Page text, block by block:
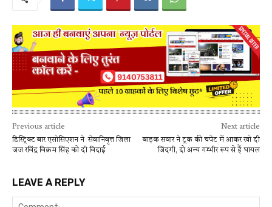
Previous article
डिस्ट्रिक्ट बार एसोसिएशन ने सेवानिवृत्त जिला
जज रविंद्र विक्रम सिंह को दी विदाई
Next article
बाइक सवार ने ट्रक की चपेट में आकर खो दी
जिंदगी, दो अन्य गम्भीर रूप से हैं घायल
LEAVE A REPLY